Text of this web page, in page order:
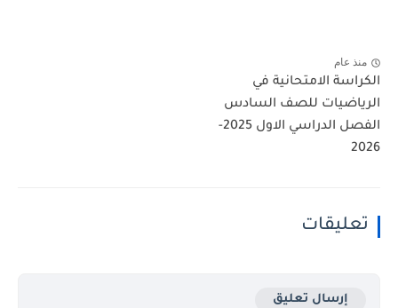
منذ عام
الكراسة الامتحانية في
الرياضيات للصف السادس
الفصل الدراسي الاول 2025-
2026
تعليقات
إرسال تعليق